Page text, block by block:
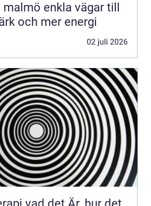
vägar till
och mer energi
02 juli 2026